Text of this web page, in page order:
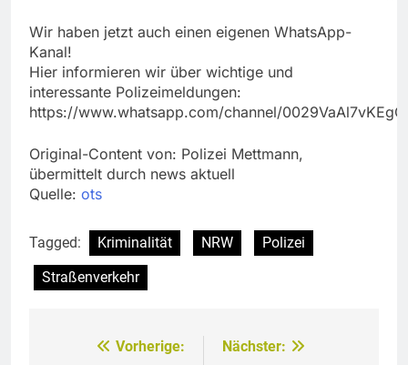
Wir haben jetzt auch einen eigenen WhatsApp-
Kanal!
Hier informieren wir über wichtige und
interessante Polizeimeldungen:
https://www.whatsapp.com/channel/
Original-Content von: Polizei Mettmann,
übermittelt durch news aktuell
Quelle: ots
Tagged: Kriminalität NRW
Polizei
Straßenverkehr
Beitragsnavigation
Vorherige:
Nächster: